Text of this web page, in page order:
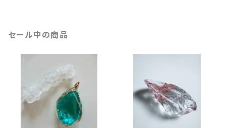
セール中の商品